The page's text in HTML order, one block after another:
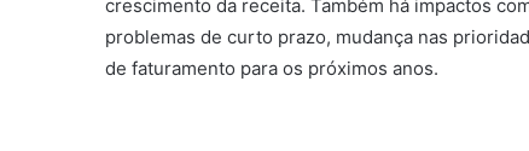
crescimento da receita. Também há impactos
problemas de curto prazo, mudança nas
de faturamento para os próximos anos.